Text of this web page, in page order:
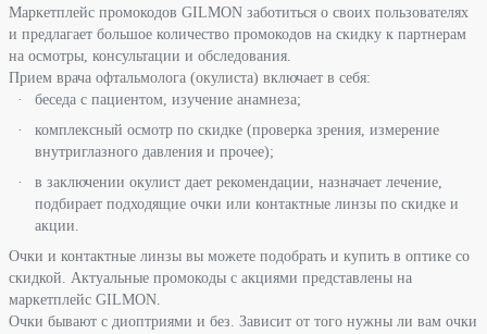
Маркетплейс промокодов GILMON заботиться о своих пользователях
и предлагает большое количество промокодов на скидку к партнерам
на осмотры, консультации и обследования.
Прием врача офтальмолога (окулиста) включает в себя:
беседа с пациентом, изучение анамнеза;
комплексный осмотр по скидке (проверка зрения, измерение
внутриглазного давления и прочее);
в заключении окулист дает рекомендации, назначает лечение,
подбирает подходящие очки или контактные линзы по скидке и
акции.
Очки и контактные линзы вы можете подобрать и купить в оптике со
скидкой. Актуальные промокоды с акциями представлены на
маркетплейс GILMON.
Очки бывают с диоптриями и без. Зависит от того нужны ли вам очки